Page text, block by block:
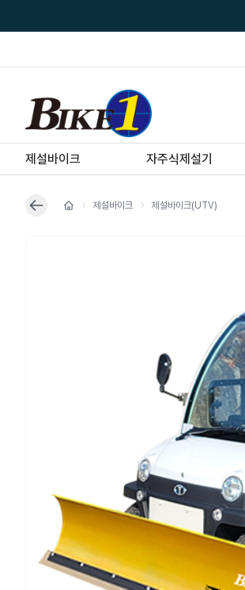
제설바이크 자주식제설기
제설바이크 제설바이크(UTV)